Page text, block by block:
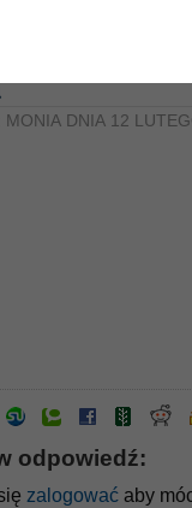
MONIA DNIA 12
odpowiedź:
zalogować aby